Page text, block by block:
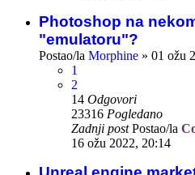
Photoshop na
"emulatoru"?
Postao/la Morphine » 01 ožu
1
2
14 Odgovori
23316 Pogledano
Zadnji postPostao/la
16 ožu 2022, 20:14